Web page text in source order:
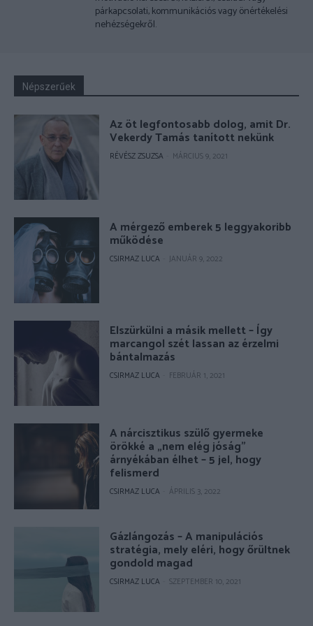
párkapcsolati, kommunikációs vagy önértékelési
nehézségekről.
Népszerűek
Az öt legfontosabb dolog, amit Dr.
Vekerdy Tamás tanított nekünk
RÉVÉSZ ZSUZSA MÁRCIUS 9, 2021
A mérgező emberek 5 leggyakoribb
működése
CSIRMAZ LUCA JANUÁR 9, 2022
Elszürkülni a másik mellett – Így
marcangol szét lassan az érzelmi
bántalmazás
CSIRMAZ LUCA FEBRUÁR 1, 2021
A nárcisztikus szülő gyermeke
örökké a „nem elég jóság”
árnyékában élhet – 5 jel, hogy
felismerd
CSIRMAZ LUCA ÁPRILIS 3, 2022
Gázlángozás – A manipulációs
stratégia, mely eléri, hogy őrültnek
gondold magad
CSIRMAZ LUCA SZEPTEMBER 10, 2021